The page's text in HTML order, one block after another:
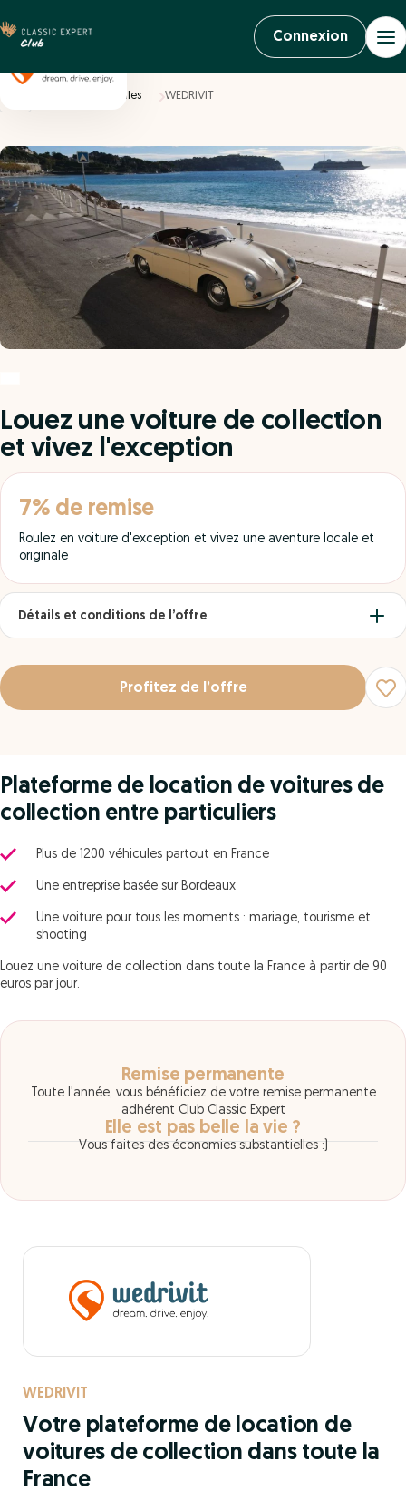
Connexion
Véhicules WEDRIVIT
Plateforme de location de voitures de
collection entre particuliers
Plus de 1200 véhicules partout en France
Une entreprise basée sur Bordeaux
Une voiture pour tous les moments : mariage, tourisme et
shooting
Louez une voiture de collection dans toute la France à partir de 90
euros par jour.
Louez une voiture de collection
et vivez l'exception
7% de remise
Roulez en voiture d'exception et vivez une aventure locale et
originale
Détails et conditions de l’offre
Profitez de l’offre
Remise permanente
Toute l'année, vous bénéficiez de votre remise permanente
adhérent Club Classic Expert
Elle est pas belle la vie ?
Vous faites des économies substantielles :)
WEDRIVIT
Votre plateforme de location de
voitures de collection dans toute la
France